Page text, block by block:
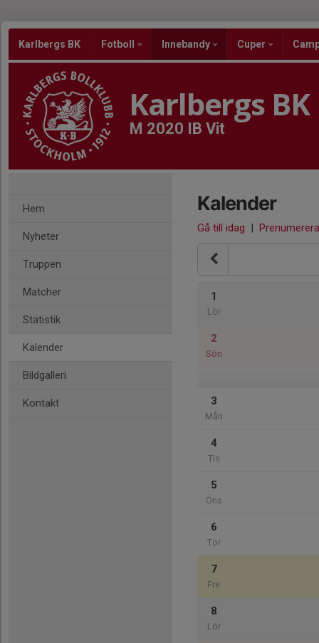
Karlbergs BK Fotboll Innebandy Cuper
Karlbergs BK
M 2020 IB Vit
Hem
Nyheter
Truppen
Matcher
Statistik
Kalender
Bildgalleri
Kontakt
Kalender
Gå till idag | Prenumerera
1
Lör
2
Sön
3
Mån
4
Tis
5
Ons
6
Tor
7
Fre
8
Lör